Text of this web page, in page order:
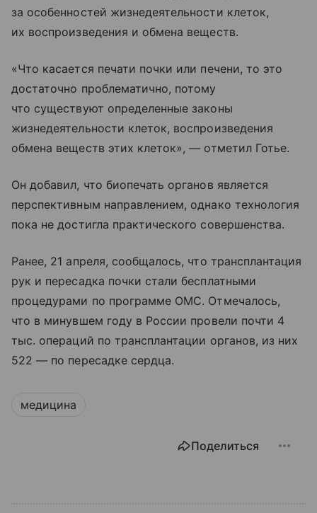
за особенностей жизнедеятельности клеток,
их воспроизведения и обмена веществ.
«Что касается печати почки или печени, то это
достаточно проблематично, потому
что существуют определенные законы
жизнедеятельности клеток, воспроизведения
обмена веществ этих клеток», — отметил Готье.
Он добавил, что биопечать органов является
перспективным направлением, однако технология
пока не достигла практического совершенства.
Ранее, 21 апреля, сообщалось, что трансплантация
рук и пересадка почки стали бесплатными
процедурами по программе ОМС. Отмечалось,
что в минувшем году в России провели почти 4
тыс. операций по трансплантации органов, из них
522 — по пересадке сердца.
медицина
Поделиться